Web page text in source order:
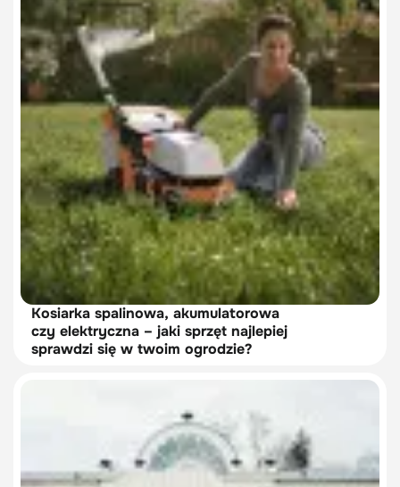
Kosiarka spalinowa, akumulatorowa
czy elektryczna – jaki sprzęt najlepiej
sprawdzi się w twoim ogrodzie?